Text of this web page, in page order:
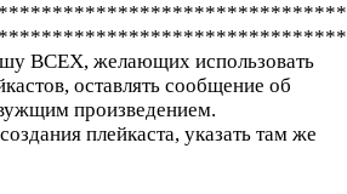
ВСЕХ, желающих использовать
оставлять сообщение об
произведением.
плейкаста, указать там же